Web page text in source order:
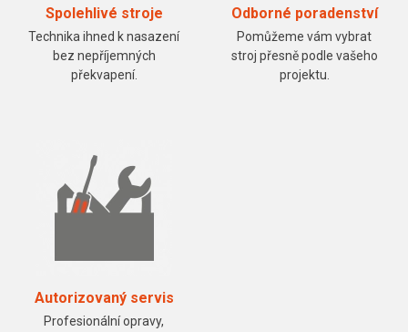
Spolehlivé stroje
Technika ihned k nasazení
bez nepříjemných
překvapení.
Odborné poradenství
Pomůžeme vám vybrat
stroj přesně podle vašeho
projektu.
Autorizovaný servis
Profesionální opravy,